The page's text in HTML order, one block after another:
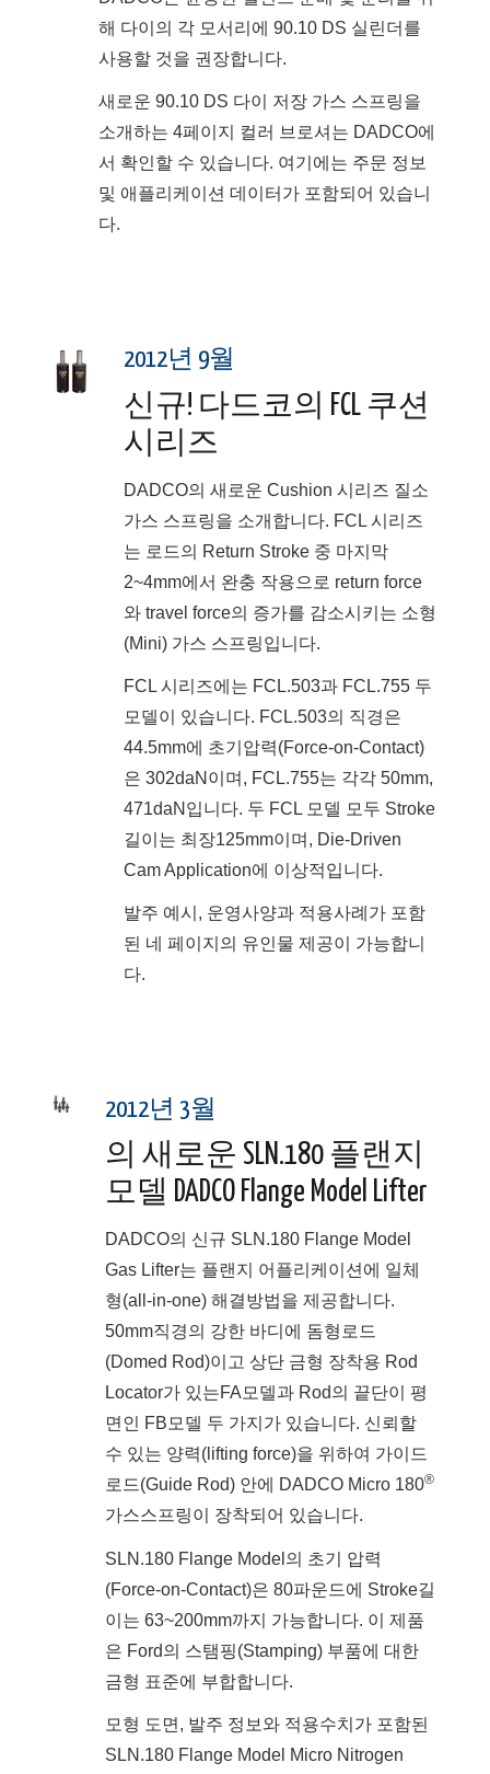
해 다이의 각 모서리에 90.10 DS 실린더를
사용할 것을 권장합니다.
새로운 90.10 DS 다이 저장 가스 스프링을
소개하는 4페이지 컬러 브로셔는 DADCO에
서 확인할 수 있습니다. 여기에는 주문 정보
및 애플리케이션 데이터가 포함되어 있습니
다.
2012년 9월
신규! 다드코의 FCL 쿠션
시리즈
DADCO의 새로운 Cushion 시리즈 질소
가스 스프링을 소개합니다. FCL 시리즈
는 로드의 Return Stroke 중 마지막
2~4mm에서 완충 작용으로 return force
와 travel force의 증가를 감소시키는 소형
(Mini) 가스 스프링입니다.
FCL 시리즈에는 FCL.503과 FCL.755 두
모델이 있습니다. FCL.503의 직경은
44.5mm에 초기압력(Force-on-Contact)
은 302daN이며, FCL.755는 각각 50mm,
471daN입니다. 두 FCL 모델 모두 Stroke
길이는 최장125mm이며, Die-Driven
Cam Application에 이상적입니다.
발주 예시, 운영사양과 적용사례가 포함
된 네 페이지의 유인물 제공이 가능합니
다.
2012년 3월
의 새로운 SLN.180 플랜지
모델 DADCO Flange Model Lifter
DADCO의 신규 SLN.180 Flange Model
Gas Lifter는 플랜지 어플리케이션에 일체
형(all-in-one) 해결방법을 제공합니다.
50mm직경의 강한 바디에 돔형로드
(Domed Rod)이고 상단 금형 장착용 Rod
Locator가 있는FA모델과 Rod의 끝단이 평
면인 FB모델 두 가지가 있습니다. 신뢰할
수 있는 양력(lifting force)을 위하여 가이드
로드(Guide Rod) 안에 DADCO Micro 180®
가스스프링이 장착되어 있습니다.
SLN.180 Flange Model의 초기 압력
(Force-on-Contact)은 80파운드에 Stroke길
이는 63~200mm까지 가능합니다. 이 제품
은 Ford의 스탬핑(Stamping) 부품에 대한
금형 표준에 부합합니다.
모형 도면, 발주 정보와 적용수치가 포함된
SLN.180 Flange Model Micro Nitrogen